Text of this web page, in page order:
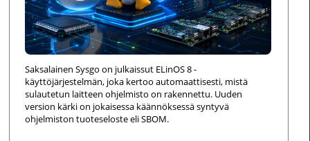
Saksalainen Sysgo on julkaissut ELinOS 8 -
käyttöjärjestelmän, joka kertoo automaattisesti, mistä
sulautetun laitteen ohjelmisto on rakennettu. Uuden
version kärki on jokaisessa käännöksessä syntyvä
ohjelmiston tuoteseloste eli SBOM.